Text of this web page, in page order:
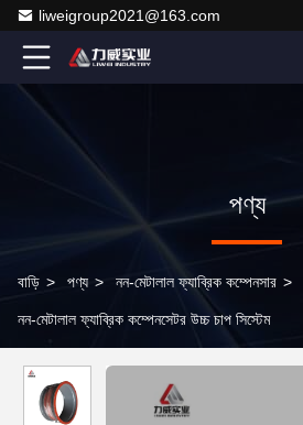
liweigroup2021@163.com
পণ্য
বাড়ি > পণ্য > নন-মেটালাল ফ্যাব্রিক কম্পেনসার >
নন-মেটালাল ফ্যাব্রিক কম্পেনসেটর উচ্চ চাপ সিস্টেম